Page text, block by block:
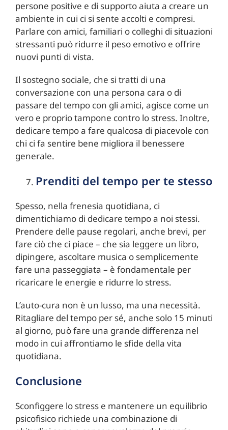
persone positive e di supporto aiuta a creare un
ambiente in cui ci si sente accolti e compresi.
Parlare con amici, familiari o colleghi di situazioni
stressanti può ridurre il peso emotivo e offrire
nuovi punti di vista.
Il sostegno sociale, che si tratti di una
conversazione con una persona cara o di
passare del tempo con gli amici, agisce come un
vero e proprio tampone contro lo stress. Inoltre,
dedicare tempo a fare qualcosa di piacevole con
chi ci fa sentire bene migliora il benessere
generale.
Prenditi del tempo per te stesso
Spesso, nella frenesia quotidiana, ci
dimentichiamo di dedicare tempo a noi stessi.
Prendere delle pause regolari, anche brevi, per
fare ciò che ci piace – che sia leggere un libro,
dipingere, ascoltare musica o semplicemente
fare una passeggiata – è fondamentale per
ricaricare le energie e ridurre lo stress.
L’auto-cura non è un lusso, ma una necessità.
Ritagliare del tempo per sé, anche solo 15 minuti
al giorno, può fare una grande differenza nel
modo in cui affrontiamo le sfide della vita
quotidiana.
Conclusione
Sconfiggere lo stress e mantenere un equilibrio
psicofisico richiede una combinazione di